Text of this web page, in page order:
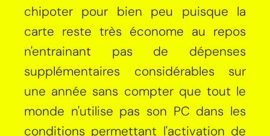
chipoter pour bien peu puisque la
carte reste très économe au repos
n'entrainant pas de dépenses
supplémentaires considérables sur
une année sans compter que tout le
monde n'utilise pas son PC dans les
conditions permettant l'activation de